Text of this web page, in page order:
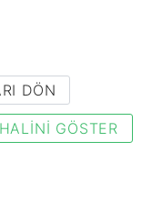
DÖN
GÖSTER